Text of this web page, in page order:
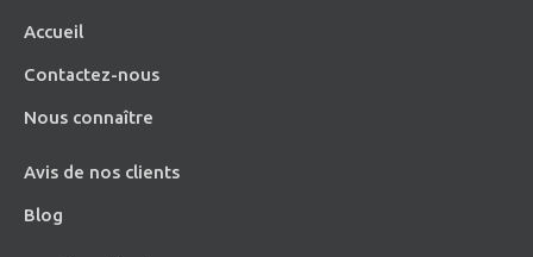
Accueil
Contactez-nous
Nous connaître
Avis de nos clients
Blog